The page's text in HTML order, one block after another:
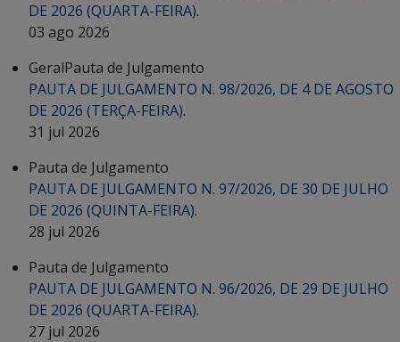
DE 2026 (QUARTA-FEIRA).
03 ago 2026
GeralPauta de Julgamento
PAUTA DE JULGAMENTO N. 98/2026, DE 4 DE AGOSTO
DE 2026 (TERÇA-FEIRA).
31 jul 2026
Pauta de Julgamento
PAUTA DE JULGAMENTO N. 97/2026, DE 30 DE JULHO
DE 2026 (QUINTA-FEIRA).
28 jul 2026
Pauta de Julgamento
PAUTA DE JULGAMENTO N. 96/2026, DE 29 DE JULHO
DE 2026 (QUARTA-FEIRA).
27 jul 2026